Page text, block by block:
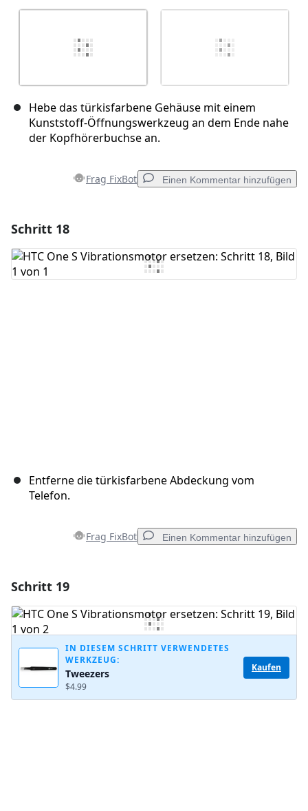
Hebe das türkisfarbene Gehäuse mit einem
Kunststoff-Öffnungswerkzeug an dem Ende nahe
der Kopfhörerbuchse an.
Frag FixBot Einen Kommentar hinzufügen
Kommentar hinzufügen
Schritt 18
Entferne die türkisfarbene Abdeckung vom
Telefon.
Frag FixBot Einen Kommentar hinzufügen
Kommentar hinzufügen
Kommentieren
Schritt 19
IN DIESEM SCHRITT VERWENDETES
WERKZEUG:
Tweezers
$4.99
Kaufen